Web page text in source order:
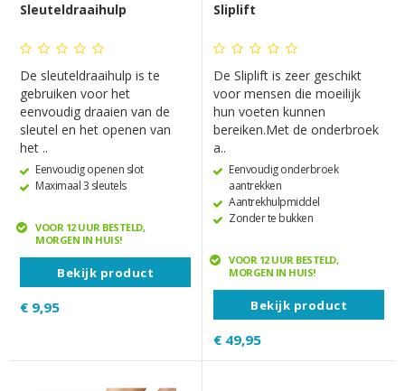
Sleuteldraaihulp
De sleuteldraaihulp is te
gebruiken voor het
eenvoudig draaien van de
sleutel en het openen van
het ..
Eenvoudig openen slot
Maximaal 3 sleutels
VOOR 12 UUR BESTELD,
MORGEN IN HUIS!
Bekijk product
€ 9,95
Sliplift
De Sliplift is zeer geschikt
voor mensen die moeilijk
hun voeten kunnen
bereiken.Met de onderbroek
a..
Eenvoudig onderbroek
aantrekken
Aantrekhulpmiddel
Zonder te bukken
VOOR 12 UUR BESTELD,
MORGEN IN HUIS!
Bekijk product
€ 49,95